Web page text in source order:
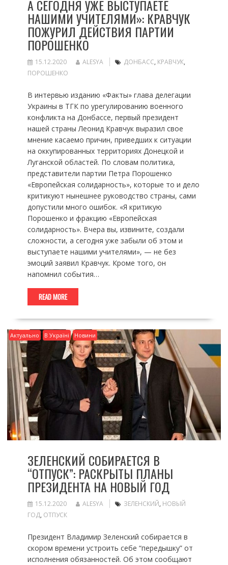
А СЕГОДНЯ УЖЕ ВЫСТУПАЕТЕ
НАШИМИ УЧИТЕЛЯМИ»: КРАВЧУК
ПОЖУРИЛ ДЕЙСТВИЯ ПАРТИИ
ПОРОШЕНКО
15.12.2020 ALESYA ДОНБАСС, КРАВЧУК,
ПОРОШЕНКО
В интервью изданию «Факты» глава делегации
Украины в ТГК по урегулированию военного
конфликта на Донбассе, первый президент
нашей страны Леонид Кравчук выразил свое
мнение касаемо причин, приведших к ситуации
на оккупированных территориях Донецкой и
Луганской областей. По словам политика,
представители партии Петра Порошенко
«Европейская солидарность», которые то и дело
критикуют нынешнее руководство страны, сами
допустили много ошибок. «Я критикую
Порошенко и фракцию «Европейская
солидарность». Вчера вы, извините, создали
сложности, а сегодня уже забыли об этом и
выступаете нашими учителями», — не без
эмоций заявил Кравчук. Кроме того, он
напомнил события…
READ MORE
Актуально В Україні Новини
ЗЕЛЕНСКИЙ СОБИРАЕТСЯ В
“ОТПУСК”: РАСКРЫТЫ ПЛАНЫ
ПРЕЗИДЕНТА НА НОВЫЙ ГОД
15.12.2020 ALESYA ЗЕЛЕНСКИЙ, НОВЫЙ
ГОД, ОТПУСК
Президент Владимир Зеленский собирается в
скором времени устроить себе “передышку” от
исполнения обязанностей. Об этом сообщают